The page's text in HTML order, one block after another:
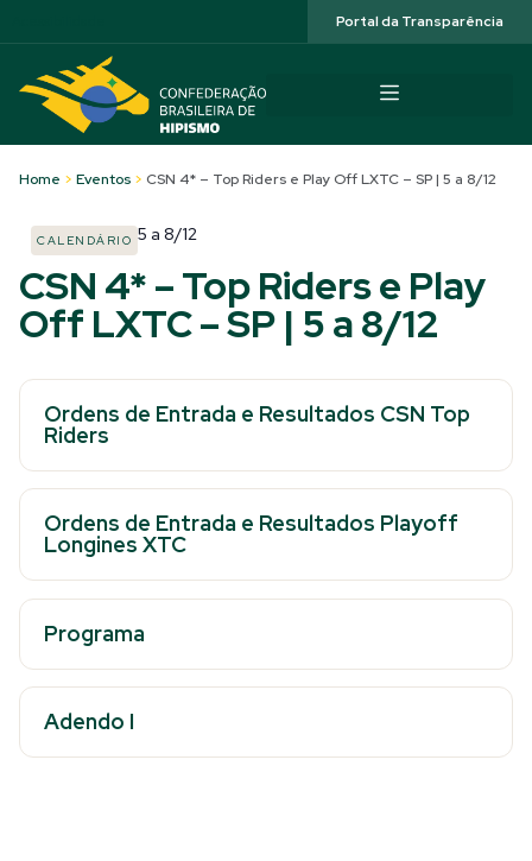
Portal da Transparência
Home > Eventos > CSN 4* – Top Riders e Play Off LXTC – SP | 5 a 8/12
CALENDÁRIO 5 a 8/12
CSN 4* – Top Riders e Play
Off LXTC – SP | 5 a 8/12
Ordens de Entrada e Resultados CSN Top
Riders
Ordens de Entrada e Resultados Playoff
Longines XTC
Programa
Adendo I